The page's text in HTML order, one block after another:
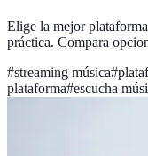
Elige la mejor
práctica. Compara
#streaming música#
plataforma#escucha